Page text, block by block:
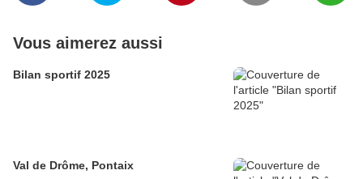
Vous aimerez aussi
Bilan sportif 2025
Val de Drôme, Pontaix